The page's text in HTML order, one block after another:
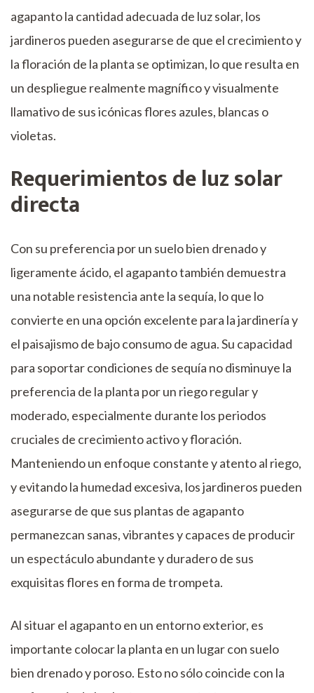
agapanto la cantidad adecuada de luz solar, los
jardineros pueden asegurarse de que el crecimiento y
la floración de la planta se optimizan, lo que resulta en
un despliegue realmente magnífico y visualmente
llamativo de sus icónicas flores azules, blancas o
violetas.
Requerimientos de luz solar
directa
Con su preferencia por un suelo bien drenado y
ligeramente ácido, el agapanto también demuestra
una notable resistencia ante la sequía, lo que lo
convierte en una opción excelente para la jardinería y
el paisajismo de bajo consumo de agua. Su capacidad
para soportar condiciones de sequía no disminuye la
preferencia de la planta por un riego regular y
moderado, especialmente durante los periodos
cruciales de crecimiento activo y floración.
Manteniendo un enfoque constante y atento al riego,
y evitando la humedad excesiva, los jardineros pueden
asegurarse de que sus plantas de agapanto
permanezcan sanas, vibrantes y capaces de producir
un espectáculo abundante y duradero de sus
exquisitas flores en forma de trompeta.
Al situar el agapanto en un entorno exterior, es
importante colocar la planta en un lugar con suelo
bien drenado y poroso. Esto no sólo coincide con la